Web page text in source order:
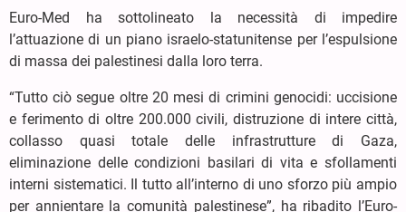
Euro-Med ha sottolineato la necessità di impedire
l’attuazione di un piano israelo-statunitense per l’espulsione
di massa dei palestinesi dalla loro terra.
“Tutto ciò segue oltre 20 mesi di crimini genocidi: uccisione
e ferimento di oltre 200.000 civili, distruzione di intere città,
collasso quasi totale delle infrastrutture di Gaza,
eliminazione delle condizioni basilari di vita e sfollamenti
interni sistematici. Il tutto all’interno di uno sforzo più ampio
per annientare la comunità palestinese”, ha ribadito l’Euro-